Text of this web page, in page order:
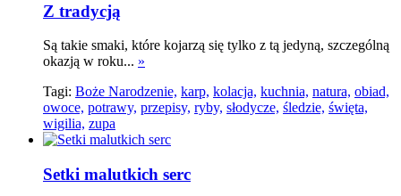
Z tradycją
Są takie smaki, które kojarzą się tylko z tą jedyną, szczególną
okazją w roku... »
Tagi: Boże Narodzenie, karp, kolacja, kuchnia, natura, obiad,
owoce, potrawy, przepisy, ryby, słodycze, śledzie, święta,
wigilia, zupa
Setki malutkich serc